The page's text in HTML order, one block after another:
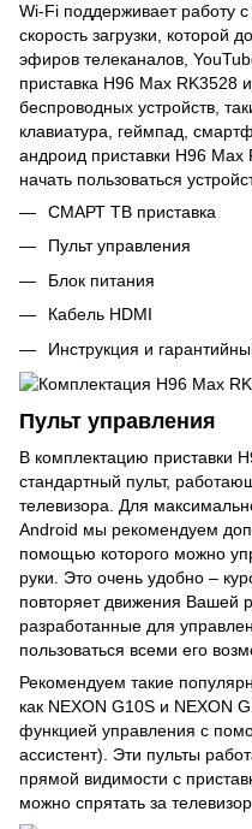
Wi-Fi поддерживает работу
скорость загрузки, которой
эфиров телеканалов,
приставка H96 Max RK3528
беспроводных устройств,
клавиатура, геймпад,
андроид приставки H96 Max
начать пользоваться
СМАРТ ТВ приставка
Пульт управления
Блок питания
Кабель HDMI
Инструкция и
Пульт управления
В комплектацию приставки
стандартный пульт,
телевизора. Для
Android мы рекомендуем
помощью которого можно
руки. Это очень удобно –
повторяет движения Вашей
разработанные для
пользоваться всеми его
Рекомендуем такие
как NEXON G10S и NEXON
функцией управления с
ассистент). Эти пульты
прямой видимости с
можно спрятать за телевизор.